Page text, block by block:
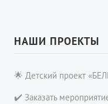
НАШИ ПРОЕКТЫ
🌟 Детский проект
✔️ Заказать